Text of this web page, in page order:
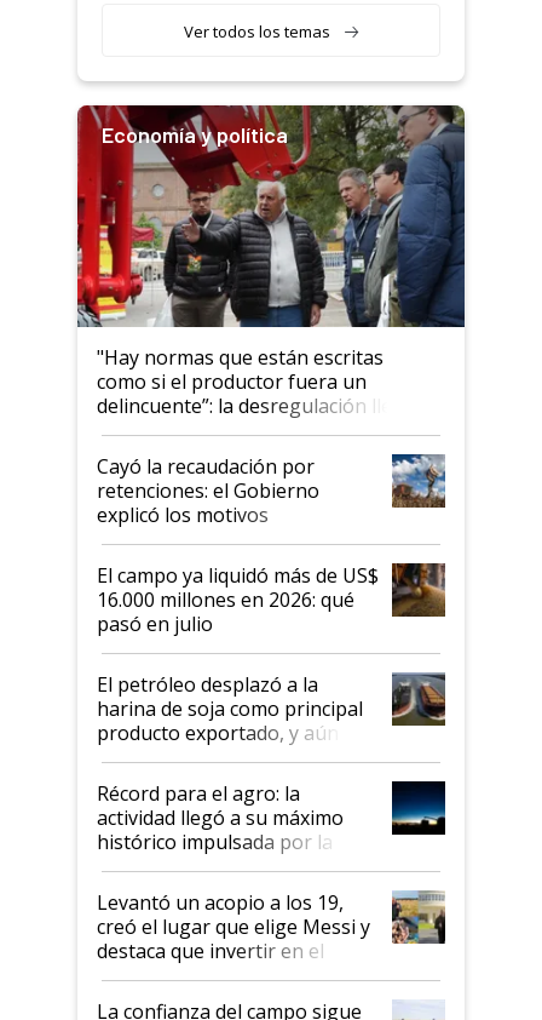
Ver todos los temas
Economía y política
"Hay normas que están escritas
como si el productor fuera un
delincuente”: la desregulación llegó
al Congreso Aapresid y hasta se
habló del financiamiento al IPCVA
Cayó la recaudación por
retenciones: el Gobierno
explicó los motivos
El campo ya liquidó más de US$
16.000 millones en 2026: qué
pasó en julio
El petróleo desplazó a la
harina de soja como principal
producto exportado, y aún así
el agro aportó casi seis de cada
diez dólares y sostuvo el
liderazgo en un semestre
récord
Récord para el agro: la
actividad llegó a su máximo
histórico impulsada por la
cosecha y las exportaciones
Levantó un acopio a los 19,
creó el lugar que elige Messi y
destaca que invertir en el
kirchnerismo era como "darle
plata a un hijo para droga":
La confianza del campo sigue